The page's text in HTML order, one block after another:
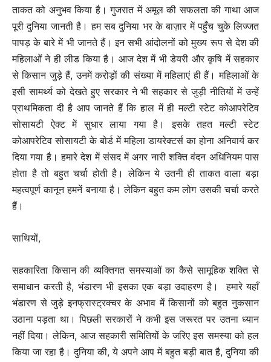
ताकत को अनुभव किया है। गुजरात में अमूल की सफलता की गाथा आज
पूरी दुनिया जानती है। हम सब दुनिया भर के बाज़ार में पहुँच चुके लिज्जत
पापड़ के बारे में भी जानते हैं। इन सभी आंदोलनों को मुख्य रूप से देश की
महिलाओं ने ही लीड किया है। आज देश में भी डेयरी और कृषि में सहकार
से किसान जुड़े हैं, उनमें करोड़ों की संख्या में महिलाएं ही हैं। महिलाओं के
इसी सामर्थ्य को देखते हुए सरकार ने भी सहकार से जुड़ी नीतियों में उन्हें
प्राथमिकता दी है आप जानते हैं कि हाल में ही मल्टी स्टेट कोआपरेटिव
सोसायटी ऐक्ट में सुधार लाया गया है। इसके तहत मल्टी स्टेट
कोआपरेटिव सोसायटी के बोर्ड में महिला डायरेक्टर्स का होना अनिवार्य कर
दिया गया है। हमारे देश में संसद में अगर नारी शक्ति वंदन अधिनियम पास
होता है तो बहुत चर्चा होती है। लेकिन ये उतनी ही ताकत वाला बड़ा
महत्वपूर्ण कानून हमनें बनाया है। लेकिन बहुत कम लोग उसकी चर्चा करते
हैं।
साथियों,
सहकारिता किसान की व्यक्तिगत समस्याओं का कैसे सामूहिक शक्ति से
समाधान करती है, भंडारण भी इसका एक बड़ा उदाहरण है। हमारे यहाँ
भंडारण से जुड़े इनफ्रास्ट्रक्चर के अभाव में किसानों को बहुत नुकसान
उठाना पड़ता था। पिछली सरकारों ने कभी इस जरूरत पर उतना ध्यान
नहीं दिया। लेकिन, आज सहकारी समितियों के जरिए इस समस्या को हल
किया जा रहा है। दुनिया की, ये अपने आप में बहुत बड़ी बात है, दुनिया की